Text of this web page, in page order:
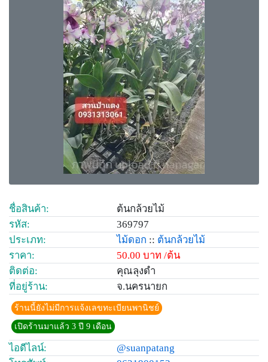
ชื่อสินค้า:
ต้นกล้วยไม้
รหัส:
369797
ประเภท:
ไม้ดอก :: ต้นกล้วยไม้
ราคา:
50.00 บาท /ต้น
ติดต่อ:
คุณลุงดำ
ที่อยู่ร้าน:
จ.นครนายก
ร้านนี้ยังไม่มีการแจ้งเลขทะเบียนพานิชย์
เปิดร้านมาแล้ว 3 ปี 9 เดือน
ไอดีไลน์:
@suanpatang